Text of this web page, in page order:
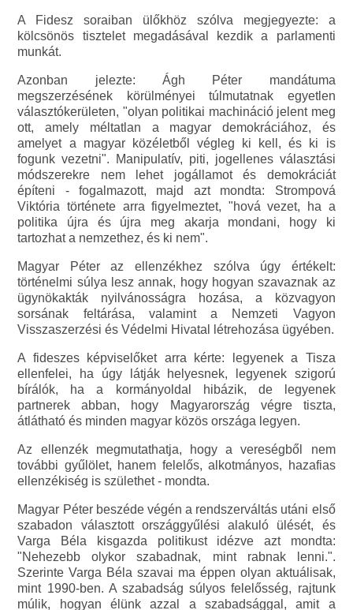
A Fidesz soraiban ülőkhöz szólva megjegyezte: a
kölcsönös tisztelet megadásával kezdik a parlamenti
munkát.
Azonban jelezte: Ágh Péter mandátuma
megszerzésének körülményei túlmutatnak egyetlen
választókerületen, "olyan politikai machináció jelent meg
ott, amely méltatlan a magyar demokráciához, és
amelyet a magyar közéletből végleg ki kell, és ki is
fogunk vezetni". Manipulatív, piti, jogellenes választási
módszerekre nem lehet jogállamot és demokráciát
építeni - fogalmazott, majd azt mondta: Strompová
Viktória története arra figyelmeztet, "hová vezet, ha a
politika újra és újra meg akarja mondani, hogy ki
tartozhat a nemzethez, és ki nem".
Magyar Péter az ellenzékhez szólva úgy értékelt:
történelmi súlya lesz annak, hogy hogyan szavaznak az
ügynökakták nyilvánosságra hozása, a közvagyon
sorsának feltárása, valamint a Nemzeti Vagyon
Visszaszerzési és Védelmi Hivatal létrehozása ügyében.
A fideszes képviselőket arra kérte: legyenek a Tisza
ellenfelei, ha úgy látják helyesnek, legyenek szigorú
bírálók, ha a kormányoldal hibázik, de legyenek
partnerek abban, hogy Magyarország végre tiszta,
átlátható és minden magyar közös országa legyen.
Az ellenzék megmutathatja, hogy a vereségből nem
további gyűlölet, hanem felelős, alkotmányos, hazafias
ellenzékiség is születhet - mondta.
Magyar Péter beszéde végén a rendszerváltás utáni első
szabadon választott országgyűlési alakuló ülését, és
Varga Béla kisgazda politikust idézve azt mondta:
"Nehezebb olykor szabadnak, mint rabnak lenni.".
Szerinte Varga Béla szavai ma éppen olyan aktuálisak,
mint 1990-ben. A szabadság súlyos felelősség, rajtunk
múlik, hogyan élünk azzal a szabadsággal, amit a